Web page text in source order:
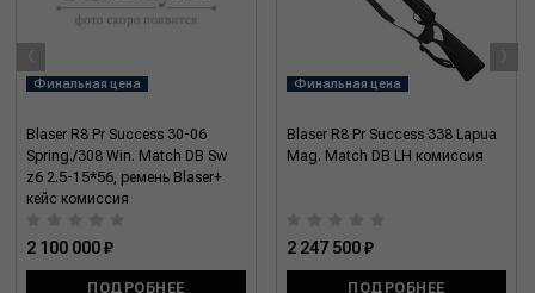
Финальная цена
Blaser R8 Pr Success 30-06
Spring./308 Win. Match DB Sw
z6 2.5-15*56, ремень Blaser+
кейс комиссия
2 100 000 ₽
ПОДРОБНЕЕ
Финальная цена
Blaser R8 Pr Success 338 Lapua
Mag. Match DB LH комиссия
2 247 500 ₽
ПОДРОБНЕЕ
‹ ›